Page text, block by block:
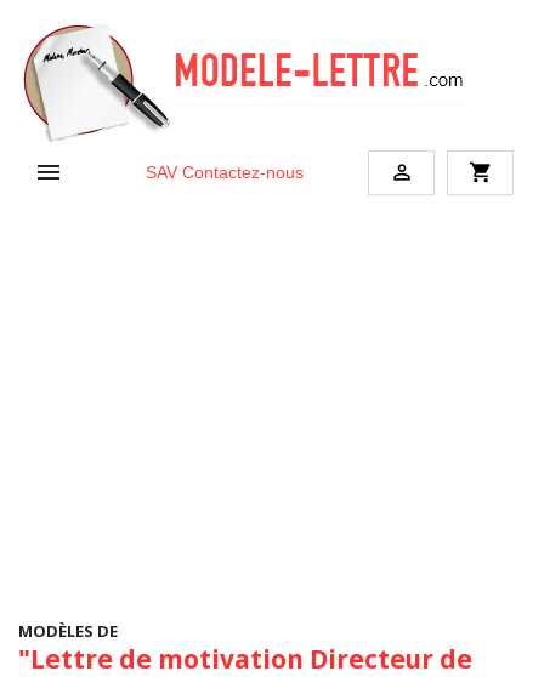
 SAV Contactez-nous  shopping_cart
MODÈLES DE
"Lettre de motivation Directeur de